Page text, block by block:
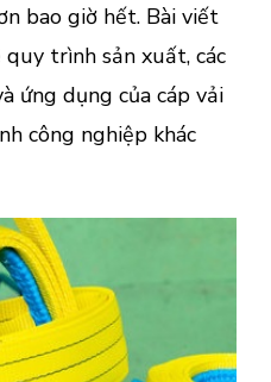
bao giờ hết. Bài viết
quy trình sản xuất, các
ứng dụng của cáp vải
công nghiệp khác